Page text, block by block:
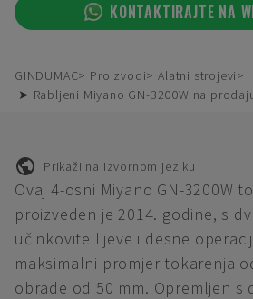
KONTAKTIRAJTE NA
GINDUMAC Proizvodi
Alatni strojevi
➤ Rabljeni Miyano GN-3200W na
Prikaži na izvornom jeziku
Ovaj 4-osni Miyano GN-3200W
proizveden je 2014. godine, s
učinkovite lijeve i desne
maksimalni promjer tokarenja
obrade od 50 mm. Opremljen s